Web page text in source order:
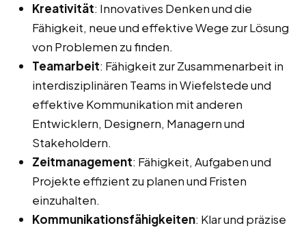
Kreativität: Innovatives Denken und die
Fähigkeit, neue und effektive Wege zur Lösung
von Problemen zu finden.
Teamarbeit: Fähigkeit zur Zusammenarbeit in
interdisziplinären Teams in Wiefelstede und
effektive Kommunikation mit anderen
Entwicklern, Designern, Managern und
Stakeholdern.
Zeitmanagement: Fähigkeit, Aufgaben und
Projekte effizient zu planen und Fristen
einzuhalten.
Kommunikationsfähigkeiten: Klar und präzise